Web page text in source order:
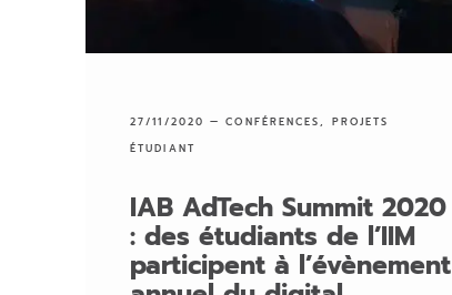
27/11/2020 —CONFÉRENCES, PROJETS
ÉTUDIANT
IAB AdTech Summit 2020
: des étudiants de l’IIM
participent à l’évènement